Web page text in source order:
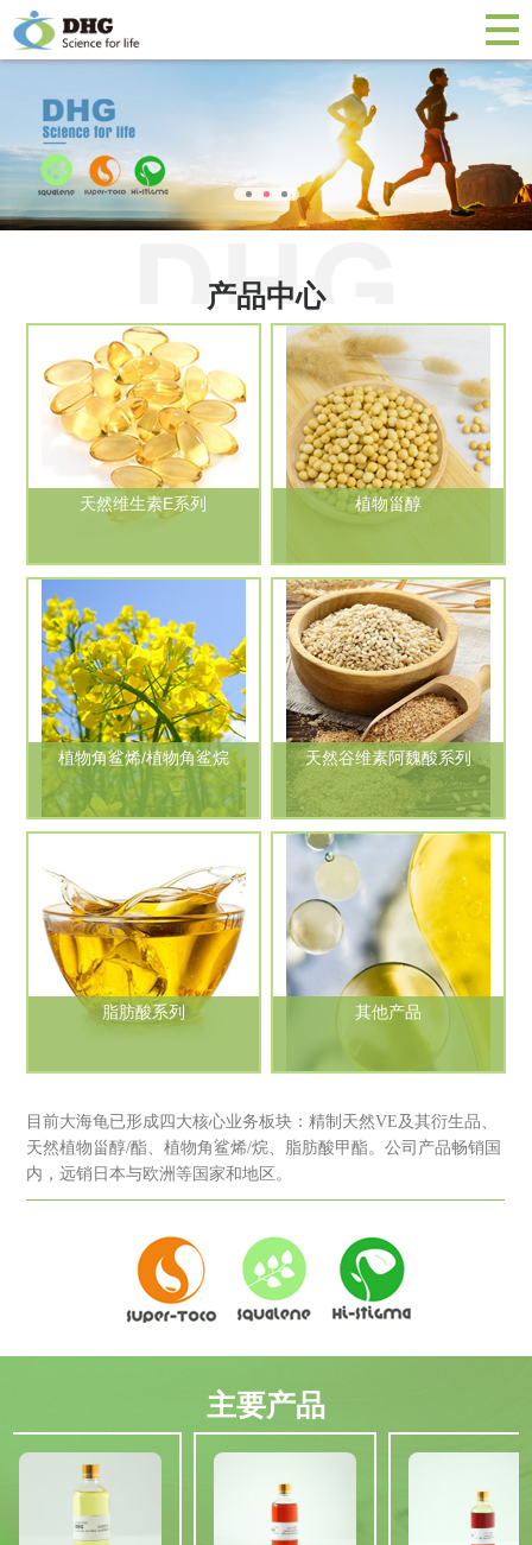
产品中心
天然维生素E系列 植物甾醇
植物角鲨烯/植物角鲨烷 天然谷维素阿魏酸系列
脂肪酸系列 其他产品
目前大海龟已形成四大核心业务板块：精制天然VE及其衍生品、
天然植物甾醇/酯、植物角鲨烯/烷、脂肪酸甲酯。公司产品畅销国
内，远销日本与欧洲等国家和地区。
主要产品